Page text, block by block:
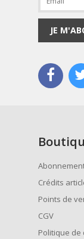
JE
Crédits
Points de
CGV
Politique